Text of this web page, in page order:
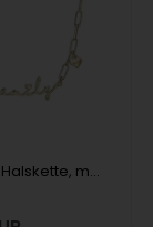
Aagaard Halskette, model 1680-S-G61